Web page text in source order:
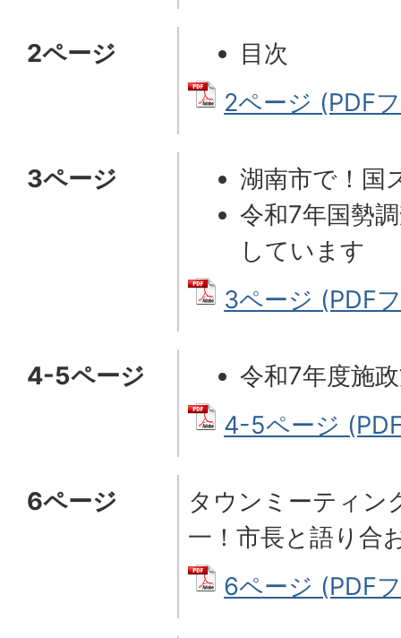
2ページ
目次
2ページ (PDF
3ページ
湖南市で！国
令和7年国勢
しています
3ページ (PDF
4-5ページ
令和7年度施
4-5ページ
6ページ
タウンミーティン
一！市長と語り合
6ページ (PDF